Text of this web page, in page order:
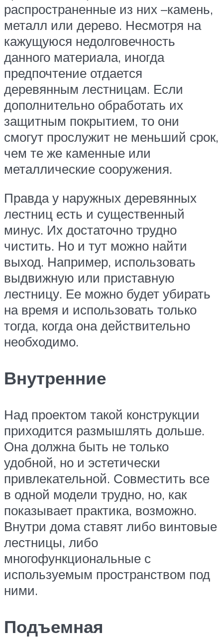
распространенные из них –камень,
металл или дерево. Несмотря на
кажущуюся недолговечность
данного материала, иногда
предпочтение отдается
деревянным лестницам. Если
дополнительно обработать их
защитным покрытием, то они
смогут прослужит не меньший срок,
чем те же каменные или
металлические сооружения.
Правда у наружных деревянных
лестниц есть и существенный
минус. Их достаточно трудно
чистить. Но и тут можно найти
выход. Например, использовать
выдвижную или приставную
лестницу. Ее можно будет убирать
на время и использовать только
тогда, когда она действительно
необходимо.
Внутренние
Над проектом такой конструкции
приходится размышлять дольше.
Она должна быть не только
удобной, но и эстетически
привлекательной. Совместить все
в одной модели трудно, но, как
показывает практика, возможно.
Внутри дома ставят либо винтовые
лестницы, либо
многофункциональные с
используемым пространством под
ними.
Подъемная